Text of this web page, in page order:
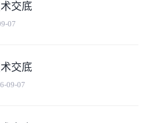
交底
07
交底
09-07